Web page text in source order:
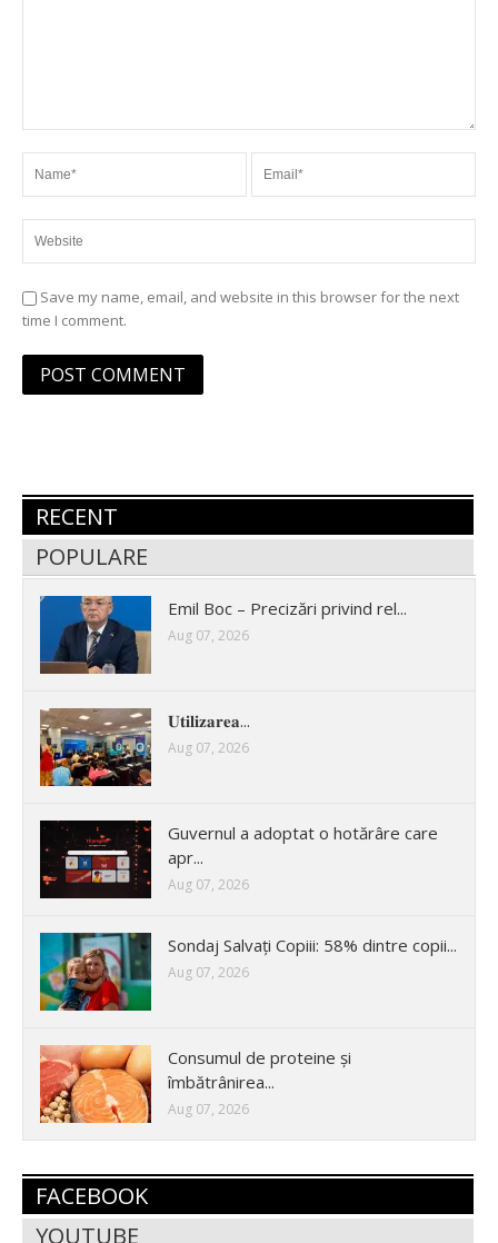
Save my name, email, and website in this browser for the next
time I comment.
RECENT
POPULARE
Emil Boc – Precizări privind rel...
Aug 07, 2026
𝐔𝐭𝐢𝐥𝐢𝐳𝐚𝐫𝐞𝐚...
Aug 07, 2026
Guvernul a adoptat o hotărâre care
apr...
Aug 07, 2026
Sondaj Salvați Copiii: 58% dintre copii...
Aug 07, 2026
Consumul de proteine și
îmbătrânirea...
Aug 07, 2026
FACEBOOK
YOUTUBE